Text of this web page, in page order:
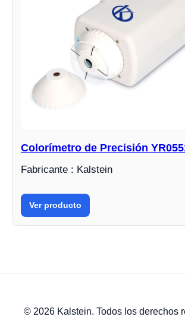
Colorímetro de Precisión
Fabricante : Kalstein
Ver producto
© 2026 Kalstein. Todos los derechos